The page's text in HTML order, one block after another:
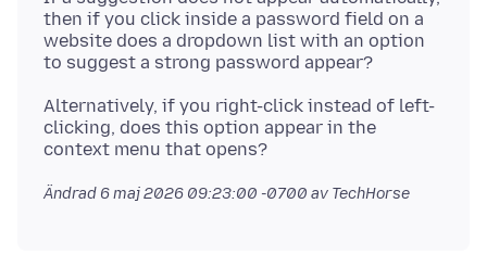
then if you click inside a password field on a
website does a dropdown list with an option
Alternatively, if you right-click instead of left-
clicking, does this option appear in the
Ändrad 6 maj 2026 09:23:00 -0700 av TechHorse